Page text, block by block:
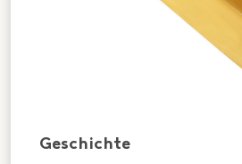
Geschichte